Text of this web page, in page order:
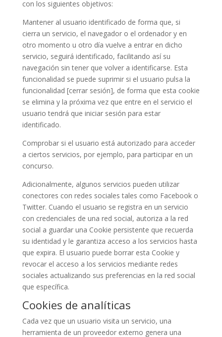
con los siguientes objetivos:
Mantener al usuario identificado de forma que, si
cierra un servicio, el navegador o el ordenador y en
otro momento u otro día vuelve a entrar en dicho
servicio, seguirá identificado, facilitando así su
navegación sin tener que volver a identificarse. Esta
funcionalidad se puede suprimir si el usuario pulsa la
funcionalidad [cerrar sesión], de forma que esta cookie
se elimina y la próxima vez que entre en el servicio el
usuario tendrá que iniciar sesión para estar
identificado.
Comprobar si el usuario está autorizado para acceder
a ciertos servicios, por ejemplo, para participar en un
concurso.
Adicionalmente, algunos servicios pueden utilizar
conectores con redes sociales tales como Facebook o
Twitter. Cuando el usuario se registra en un servicio
con credenciales de una red social, autoriza a la red
social a guardar una Cookie persistente que recuerda
su identidad y le garantiza acceso a los servicios hasta
que expira. El usuario puede borrar esta Cookie y
revocar el acceso a los servicios mediante redes
sociales actualizando sus preferencias en la red social
que específica.
Cookies de analíticas
Cada vez que un usuario visita un servicio, una
herramienta de un proveedor externo genera una